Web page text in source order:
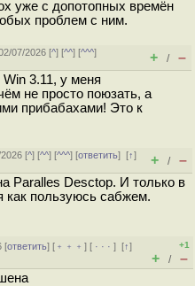
уже с допотопных времён
проблем с ним.
07/2026 [^] [^^] [^^^]
+ / –
3.11, у меня
не просто поюзать, а
прибабахами! Это к
[^] [^^] [^^^] [ответить][↑]
+ / –
Paralles Desctop. И только в
как пользуюсь сабжем.
[ответить] [ ﹢﹢﹢] [ · · ·][↑]
+1
+ / –